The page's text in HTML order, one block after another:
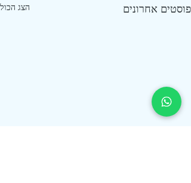
פוסטים אחרונים הצג הכול